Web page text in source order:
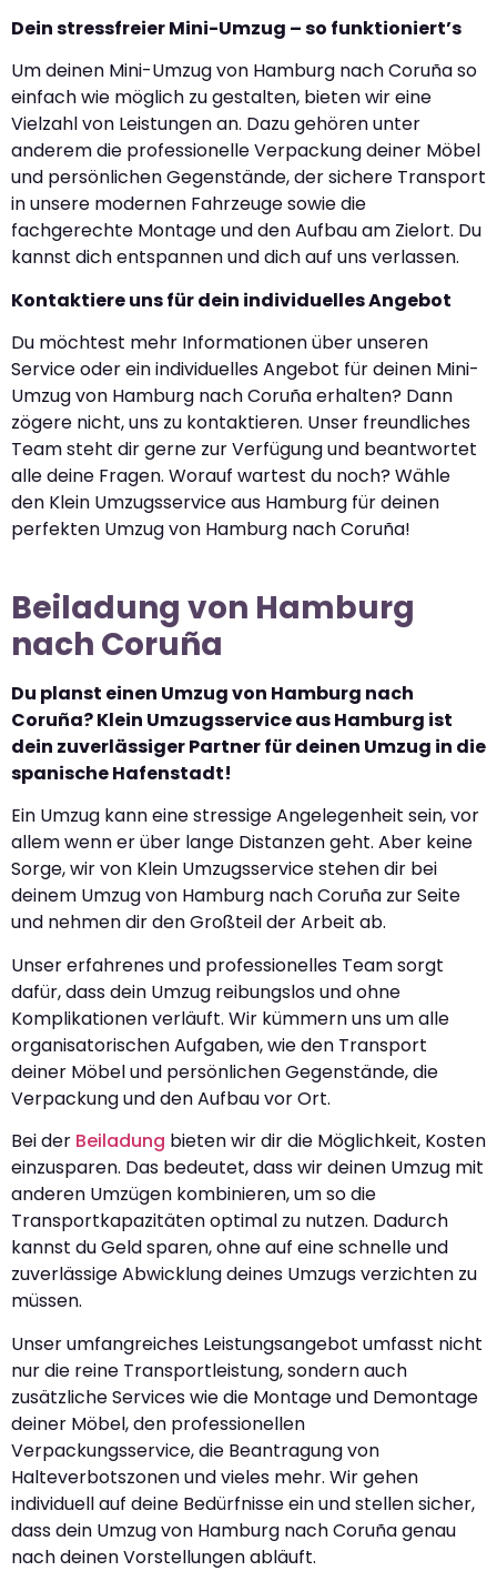
Dein stressfreier Mini-Umzug – so funktioniert’s
Um deinen Mini-Umzug von Hamburg nach Coruña so
einfach wie möglich zu gestalten, bieten wir eine
Vielzahl von Leistungen an. Dazu gehören unter
anderem die professionelle Verpackung deiner Möbel
und persönlichen Gegenstände, der sichere Transport
in unsere modernen Fahrzeuge sowie die
fachgerechte Montage und den Aufbau am Zielort. Du
kannst dich entspannen und dich auf uns verlassen.
Kontaktiere uns für dein individuelles Angebot
Du möchtest mehr Informationen über unseren
Service oder ein individuelles Angebot für deinen Mini-
Umzug von Hamburg nach Coruña erhalten? Dann
zögere nicht, uns zu kontaktieren. Unser freundliches
Team steht dir gerne zur Verfügung und beantwortet
alle deine Fragen. Worauf wartest du noch? Wähle
den Klein Umzugsservice aus Hamburg für deinen
perfekten Umzug von Hamburg nach Coruña!
Beiladung von Hamburg
nach Coruña
Du planst einen Umzug von Hamburg nach
Coruña? Klein Umzugsservice aus Hamburg ist
dein zuverlässiger Partner für deinen Umzug in die
spanische Hafenstadt!
Ein Umzug kann eine stressige Angelegenheit sein, vor
allem wenn er über lange Distanzen geht. Aber keine
Sorge, wir von Klein Umzugsservice stehen dir bei
deinem Umzug von Hamburg nach Coruña zur Seite
und nehmen dir den Großteil der Arbeit ab.
Unser erfahrenes und professionelles Team sorgt
dafür, dass dein Umzug reibungslos und ohne
Komplikationen verläuft. Wir kümmern uns um alle
organisatorischen Aufgaben, wie den Transport
deiner Möbel und persönlichen Gegenstände, die
Verpackung und den Aufbau vor Ort.
Bei der Beiladung bieten wir dir die Möglichkeit, Kosten
einzusparen. Das bedeutet, dass wir deinen Umzug mit
anderen Umzügen kombinieren, um so die
Transportkapazitäten optimal zu nutzen. Dadurch
kannst du Geld sparen, ohne auf eine schnelle und
zuverlässige Abwicklung deines Umzugs verzichten zu
müssen.
Unser umfangreiches Leistungsangebot umfasst nicht
nur die reine Transportleistung, sondern auch
zusätzliche Services wie die Montage und Demontage
deiner Möbel, den professionellen
Verpackungsservice, die Beantragung von
Halteverbotszonen und vieles mehr. Wir gehen
individuell auf deine Bedürfnisse ein und stellen sicher,
dass dein Umzug von Hamburg nach Coruña genau
nach deinen Vorstellungen abläuft.